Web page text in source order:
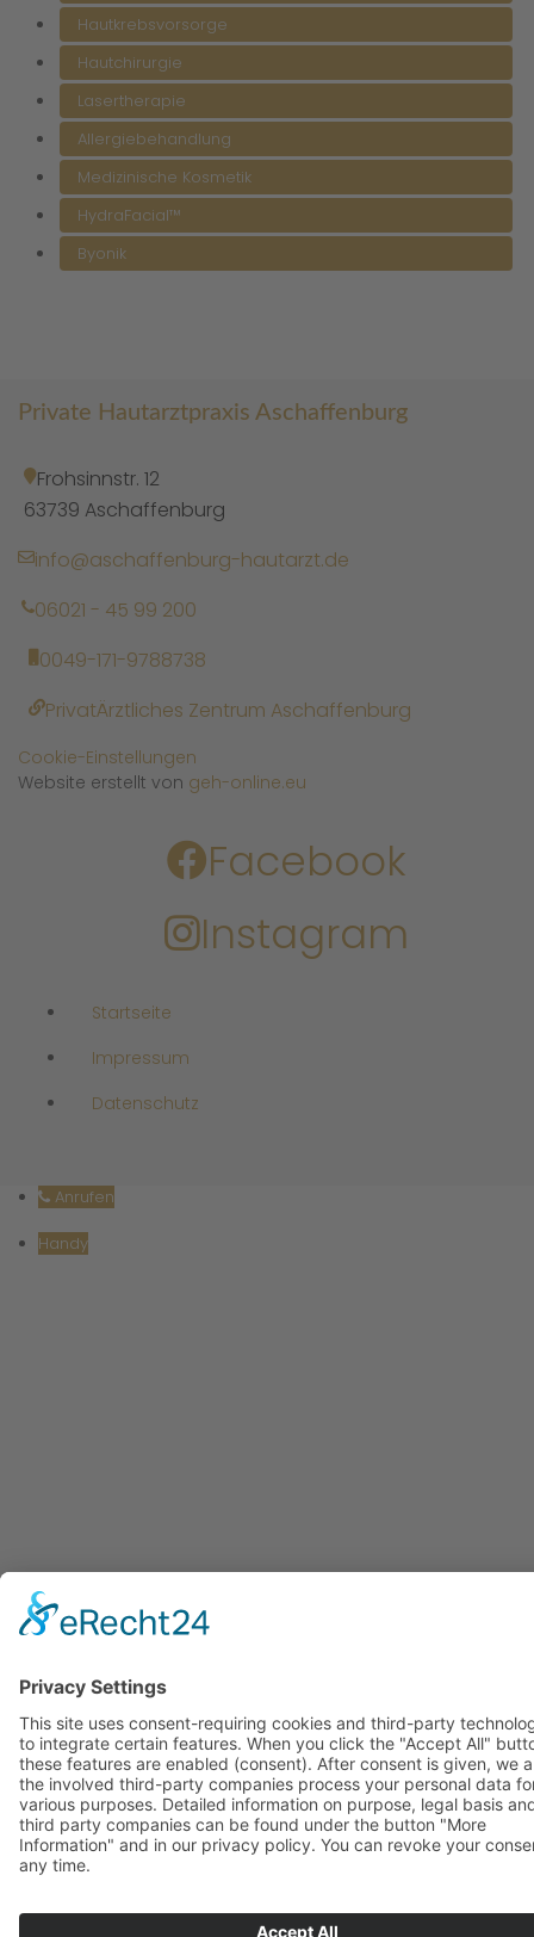
Hautkrebsvorsorge
Hautchirurgie
Lasertherapie
Allergiebehandlung
Medizinische Kosmetik
HydraFacial™
Byonik
Private Hautarztpraxis Aschaffenburg
Frohsinnstr. 12
63739 Aschaffenburg
info@aschaffenburg-hautarzt.de
06021 - 45 99 200
0049-171-9788738
PrivatÄrztliches Zentrum Aschaffenburg
Cookie-Einstellungen
Website erstellt von geh-online.eu
Facebook
Instagram
Startseite
Impressum
Datenschutz
Anrufen
Handy